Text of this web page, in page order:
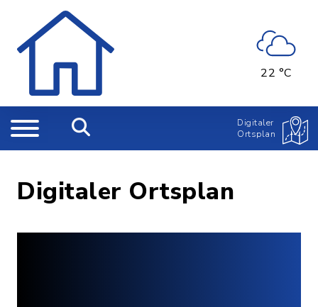
22 °C
Digitaler
Ortsplan
Digitaler Ortsplan